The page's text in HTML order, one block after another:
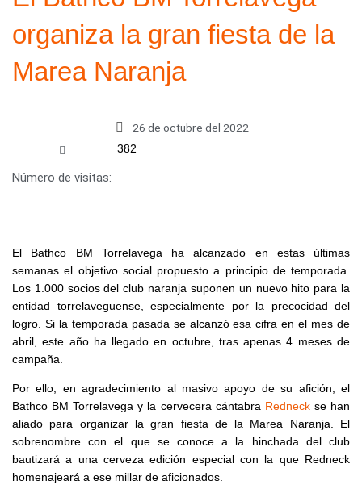
organiza la gran fiesta de la
Marea Naranja
26 de octubre del 2022
Número de visitas:
382
El Bathco BM Torrelavega ha alcanzado en estas últimas
semanas el objetivo social propuesto a principio de temporada.
Los 1.000 socios del club naranja suponen un nuevo hito para la
entidad torrelaveguense, especialmente por la precocidad del
logro. Si la temporada pasada se alcanzó esa cifra en el mes de
abril, este año ha llegado en octubre, tras apenas 4 meses de
campaña.
Por ello, en agradecimiento al masivo apoyo de su afición, el
Bathco BM Torrelavega y la cervecera cántabra Redneckse han
aliado para organizar la gran fiesta de la Marea Naranja. El
sobrenombre con el que se conoce a la hinchada del club
bautizará a una cerveza edición especial con la que Redneck
homenajeará a ese millar de aficionados.